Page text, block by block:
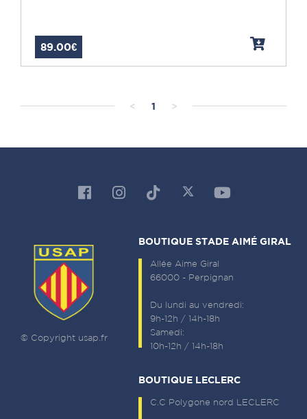
89.00€
< 1 >
© Copyright usap.fr
BOUTIQUE STADE AIMÉ GIRAL
Allée Aime Giral
66000 - Perpignan
Du lundi au vendredi:
9h-12h / 14h-18h
Samedi:
10h-12h / 14h-18h
BOUTIQUE LECLERC
C.C Polygone nord LECLERC